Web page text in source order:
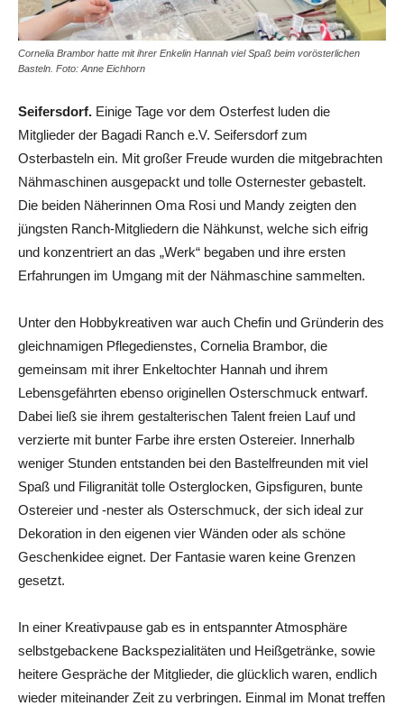
Cornelia Brambor hatte mit ihrer Enkelin Hannah viel Spaß beim vorösterlichen
Basteln. Foto: Anne Eichhorn
Seifersdorf. Einige Tage vor dem Osterfest luden die
Mitglieder der Bagadi Ranch e.V. Seifersdorf zum
Osterbasteln ein. Mit großer Freude wurden die mitgebrachten
Nähmaschinen ausgepackt und tolle Osternester gebastelt.
Die beiden Näherinnen Oma Rosi und Mandy zeigten den
jüngsten Ranch-Mitgliedern die Nähkunst, welche sich eifrig
und konzentriert an das „Werk“ begaben und ihre ersten
Erfahrungen im Umgang mit der Nähmaschine sammelten.
Unter den Hobbykreativen war auch Chefin und Gründerin des
gleichnamigen Pflegedienstes, Cornelia Brambor, die
gemeinsam mit ihrer Enkeltochter Hannah und ihrem
Lebensgefährten ebenso originellen Osterschmuck entwarf.
Dabei ließ sie ihrem gestalterischen Talent freien Lauf und
verzierte mit bunter Farbe ihre ersten Ostereier. Innerhalb
weniger Stunden entstanden bei den Bastelfreunden mit viel
Spaß und Filigranität tolle Osterglocken, Gipsfiguren, bunte
Ostereier und -nester als Osterschmuck, der sich ideal zur
Dekoration in den eigenen vier Wänden oder als schöne
Geschenkidee eignet. Der Fantasie waren keine Grenzen
gesetzt.
In einer Kreativpause gab es in entspannter Atmosphäre
selbstgebackene Backspezialitäten und Heißgetränke, sowie
heitere Gespräche der Mitglieder, die glücklich waren, endlich
wieder miteinander Zeit zu verbringen. Einmal im Monat treffen